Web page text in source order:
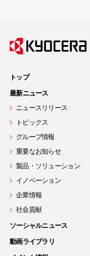
トップ
最新ニュース
ニュースリリース
トピックス
グループ情報
重要なお知らせ
製品・ソリューション
イノベーション
企業情報
社会貢献
ソーシャルニュース
動画ライブラリ